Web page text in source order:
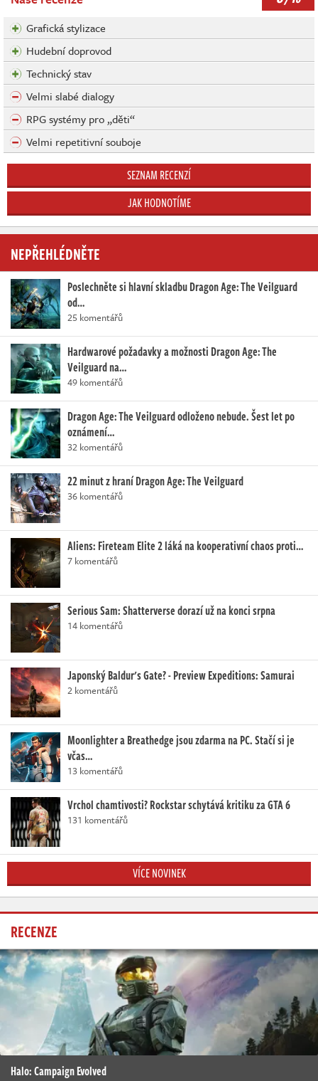
Grafická stylizace
Hudební doprovod
Technický stav
Velmi slabé dialogy
RPG systémy pro „děti“
Velmi repetitivní souboje
SEZNAM RECENZÍ
JAK HODNOTÍME
NEPŘEHLÉDNĚTE
Poslechněte si hlavní skladbu Dragon Age: The Veilguard
od…
25 komentářů
Hardwarové požadavky a možnosti Dragon Age: The
Veilguard na…
49 komentářů
Dragon Age: The Veilguard odloženo nebude. Šest let po
oznámení…
32 komentářů
22 minut z hraní Dragon Age: The Veilguard
36 komentářů
Aliens: Fireteam Elite 2 láká na kooperativní chaos proti…
7 komentářů
Serious Sam: Shatterverse dorazí už na konci srpna
14 komentářů
Japonský Baldur's Gate? - Preview Expeditions: Samurai
2 komentářů
Moonlighter a Breathedge jsou zdarma na PC. Stačí si je
včas…
13 komentářů
Vrchol chamtivosti? Rockstar schytává kritiku za GTA 6
131 komentářů
VÍCE NOVINEK
RECENZE
Halo: Campaign Evolved